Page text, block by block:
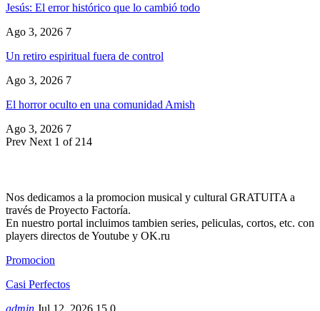
Jesús: El error histórico que lo cambió todo
Ago 3, 2026 7
Un retiro espiritual fuera de control
Ago 3, 2026 7
El horror oculto en una comunidad Amish
Ago 3, 2026 7
Prev Next 1 of 214
Nos dedicamos a la promocion musical y cultural GRATUITA a
través de Proyecto Factoría.
En nuestro portal incluimos tambien series, peliculas, cortos, etc. con
players directos de Youtube y OK.ru
Promocion
Casi Perfectos